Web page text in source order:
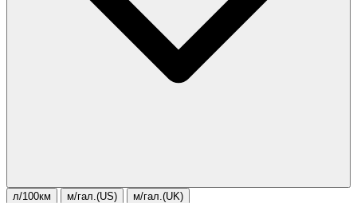
л/100км м/гал.(US) м/гал.(UK)